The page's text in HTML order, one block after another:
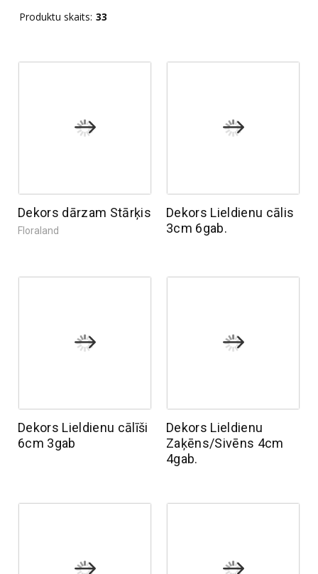
Produktu skaits: 33
Dekors dārzam Stārķis
Floraland
Dekors Lieldienu cālis
3cm 6gab.
Dekors Lieldienu cālīši
6cm 3gab
Dekors Lieldienu
Zaķēns/Sivēns 4cm
4gab.